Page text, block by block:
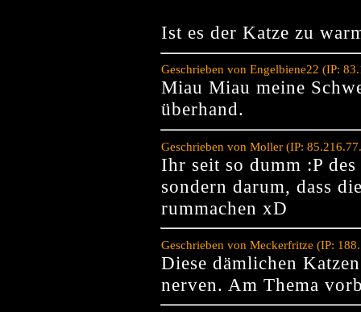
Ist es der Katze zu
Geschrieben von Engelbiene22 (IP:
Miau Miau meine
überhand.
Geschrieben von Moller (IP:
Ihr seit so dumm :P
sondern darum, dass
rummachen xD
Geschrieben von Meckerfritze (IP:
Diese dämlichen
nerven. Am Thema